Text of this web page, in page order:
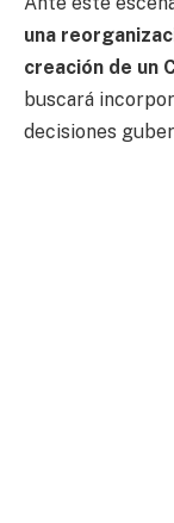
una
creación de un
buscará
decisiones